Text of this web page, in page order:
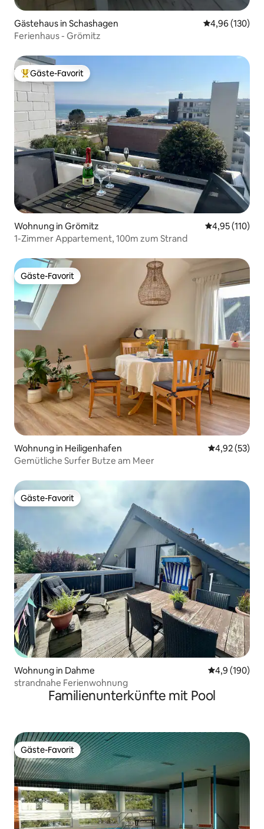
Gästehaus in Schashagen
4,96 (130)
Ferienhaus - Grömitz
Beliebter Gäste-Favorit.
Gäste-Favorit
Wohnung in Grömitz
4,95 (110)
1-Zimmer Appartement, 100m zum Strand
Gäste-Favorit
Gäste-Favorit
Wohnung in Heiligenhafen
4,92 (53)
Gemütliche Surfer Butze am Meer
Gäste-Favorit
Gäste-Favorit
Wohnung in Dahme
4,9 (190)
strandnahe Ferienwohnung
Familienunterkünfte mit Pool
Gäste-Favorit
Gäste-Favorit